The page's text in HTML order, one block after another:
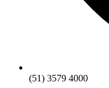
(51) 3579 4000